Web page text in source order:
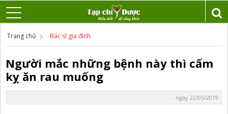
Trang chủ Bác sĩ gia đình
Người mắc những bệnh này thì cấm
kỵ ăn rau muống
ngày 22/05/2019